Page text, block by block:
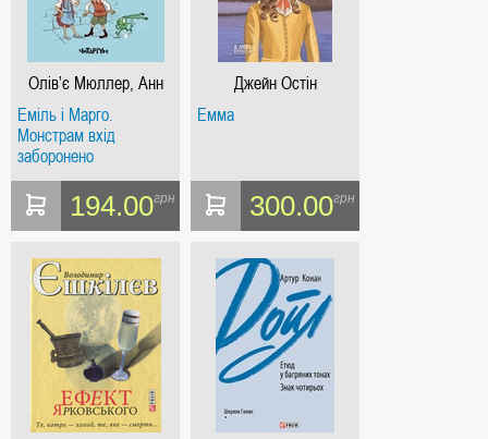
Олів’є Мюллер, Анн
Дідьє
Еміль і Марго.
Монстрам вхід
заборонено
194.00грн
Джейн Остін
Емма
300.00грн